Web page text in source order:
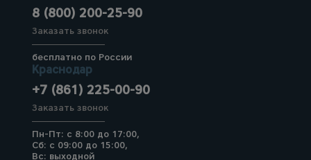
8 (800) 200-25-90
Заказать звонок
бесплатно по России
Краснодар
+7 (861) 225-00-90
Заказать звонок
Пн-Пт: с 8:00 до 17:00,
Сб: с 09:00 до 15:00,
Вс: выходной